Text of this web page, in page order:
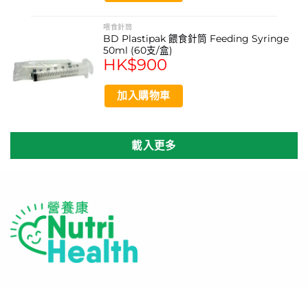
喂食針筒
BD Plastipak 餵食針筒 Feeding Syringe
50ml (60支/盒)
HK$900
加入購物車
載入更多